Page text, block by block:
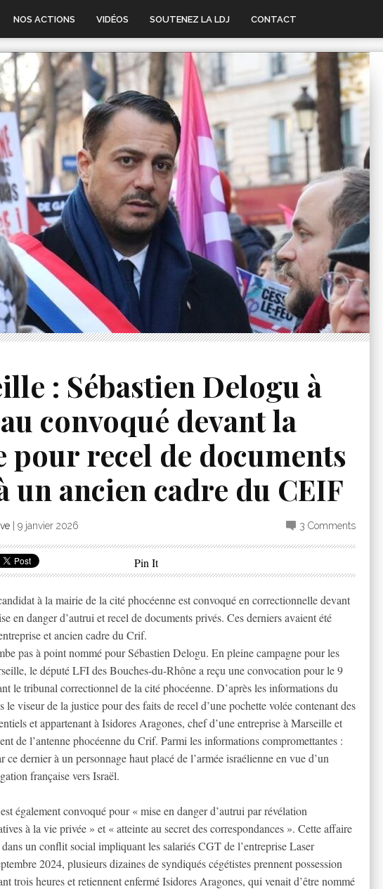
NOS ACTIONS VIDÉOS SOUTENEZ LA LDJ CONTACT
: Sébastien Delogu à
convoqué devant la
pour recel de documents
un ancien cadre du CEIF
9 janvier 2026 3 Comments
Pin It
à la mairie de la cité phocéenne est convoqué en correctionnelle devant
en danger d’autrui et recel de documents privés. Ces derniers avaient été
et ancien cadre du Crif.
pas à point nommé pour Sébastien Delogu. En pleine campagne pour les
le député LFI des Bouches-du-Rhône a reçu une convocation pour le 9
le tribunal correctionnel de la cité phocéenne. D’après les informations du
le viseur de la justice pour des faits de recel d’une pochette volée contenant des
et appartenant à Isidores Aragones, chef d’une entreprise à Marseille et
de l’antenne phocéenne du Crif. Parmi les informations compromettantes :
ce dernier à un personnage haut placé de l’armée israélienne en vue d’un
française vers Israël.
également convoqué pour « mise en danger d’autrui par révélation
à la vie privée » et « atteinte au secret des correspondances ». Cette affaire
un conflit social impliquant les salariés CGT de l’entreprise Laser
2024, plusieurs dizaines de syndiqués cégétistes prennent possession
trois heures et retiennent enfermé Isidores Aragones, qui venait d’être nommé